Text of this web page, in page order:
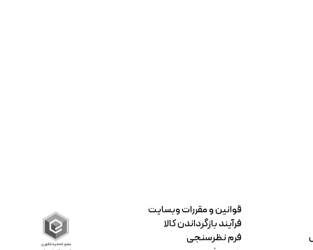
قوانین و مقررات وبسایت
فرآیند بازگرداندن کالا
فرم نظرسنجی